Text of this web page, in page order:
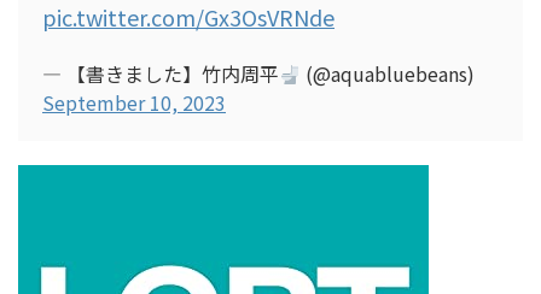
pic.twitter.com/Gx3OsVRNde
— 【書きました】竹内周平
(@aquabluebeans)
September 10, 2023